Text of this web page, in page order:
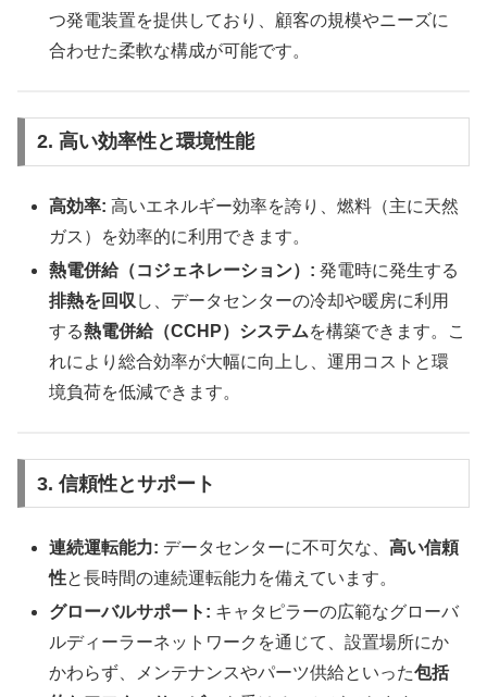
つ発電装置を提供しており、顧客の規模やニーズに
合わせた柔軟な構成が可能です。
2. 高い効率性と環境性能
高効率: 高いエネルギー効率を誇り、燃料（主に天然
ガス）を効率的に利用できます。
熱電併給（コジェネレーション）: 発電時に発生する
排熱を回収 し、データセンターの冷却や暖房に利用
する熱電併給（CCHP）システムを構築できます。こ
れにより総合効率が大幅に向上し、運用コストと環
境負荷を低減できます。
3. 信頼性とサポート
連続運転能力: データセンターに不可欠な、高い信頼
性と長時間の連続運転能力を備えています。
グローバルサポート: キャタピラーの広範なグローバ
ルディーラーネットワークを通じて、設置場所にか
かわらず、メンテナンスやパーツ供給といった包括